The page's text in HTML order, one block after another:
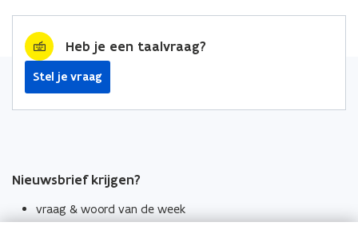
Heb je een taalvraag?
Stel je vraag
Nieuwsbrief krijgen?
vraag & woord van de week